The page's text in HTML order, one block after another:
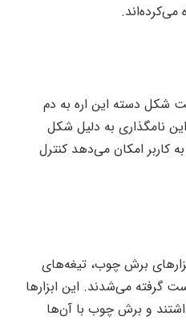
شکل دسته این اره به دم
نامگذاری به دلیل شکل
کاربر امکان می‌دهد کنترل
برش چوب، تیغه‌های
گرفته می‌شدند. این ابزارها
و برش چوب با آن‌ها